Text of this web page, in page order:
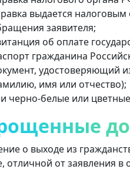
выдается
заявителя;
об оплате
гражданина
удостоверяющий
имя или отчество);
черно-белые или
о выходе из
отличной от заявления в